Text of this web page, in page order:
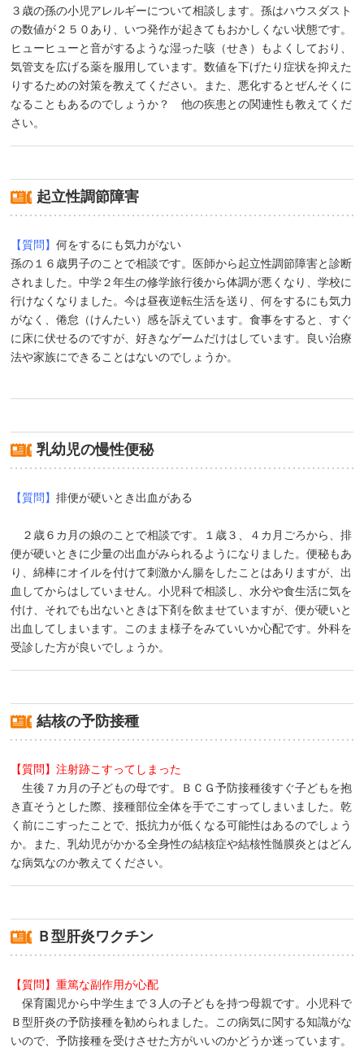
３歳の孫の小児アレルギーについて相談します。孫はハウスダスト
の数値が２５０あり、いつ発作が起きてもおかしくない状態です。
ヒューヒューと音がするような湿った咳（せき）もよくしており、
気管支を広げる薬を服用しています。数値を下げたり症状を抑えた
りするための対策を教えてください。また、悪化するとぜんそくに
なることもあるのでしょうか？ 他の疾患との関連性も教えてくだ
さい。
起立性調節障害
【質問】何をするにも気力がない
孫の１６歳男子のことで相談です。医師から起立性調節障害と診断
されました。中学２年生の修学旅行後から体調が悪くなり、学校に
行けなくなりました。今は昼夜逆転生活を送り、何をするにも気力
がなく、倦怠（けんたい）感を訴えています。食事をすると、すぐ
に床に伏せるのですが、好きなゲームだけはしています。良い治療
法や家族にできることはないのでしょうか。
乳幼児の慢性便秘
【質問】排便が硬いとき出血がある
２歳６カ月の娘のことで相談です。１歳３、４カ月ごろから、排
便が硬いときに少量の出血がみられるようになりました。便秘もあ
り、綿棒にオイルを付けて刺激かん腸をしたことはありますが、出
血してからはしていません。小児科で相談し、水分や食生活に気を
付け、それでも出ないときは下剤を飲ませていますが、便が硬いと
出血してしまいます。このまま様子をみていいか心配です。外科を
受診した方が良いでしょうか。
結核の予防接種
【質問】注射跡こすってしまった
生後７カ月の子どもの母です。ＢＣＧ予防接種後すぐ子どもを抱
き直そうとした際、接種部位全体を手でこすってしまいました。乾
く前にこすったことで、抵抗力が低くなる可能性はあるのでしょう
か。また、乳幼児がかかる全身性の結核症や結核性髄膜炎とはどん
な病気なのか教えてください。
Ｂ型肝炎ワクチン
【質問】重篤な副作用が心配
保育園児から中学生まで３人の子どもを持つ母親です。小児科で
Ｂ型肝炎の予防接種を勧められました。この病気に関する知識がな
いので、予防接種を受けさせた方がいいのかどうか迷っています。